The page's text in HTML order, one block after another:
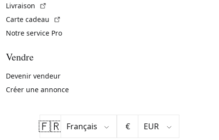
Livraison
Carte cadeau
Notre service Pro
Vendre
Devenir vendeur
Créer une annonce
🇫🇷 €